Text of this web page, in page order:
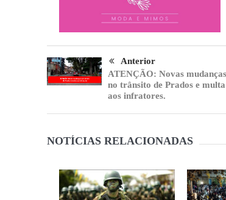
Anterior
ATENÇÃO: Novas mudanças
no trânsito de Prados e multa
aos infratores.
NOTÍCIAS RELACIONADAS